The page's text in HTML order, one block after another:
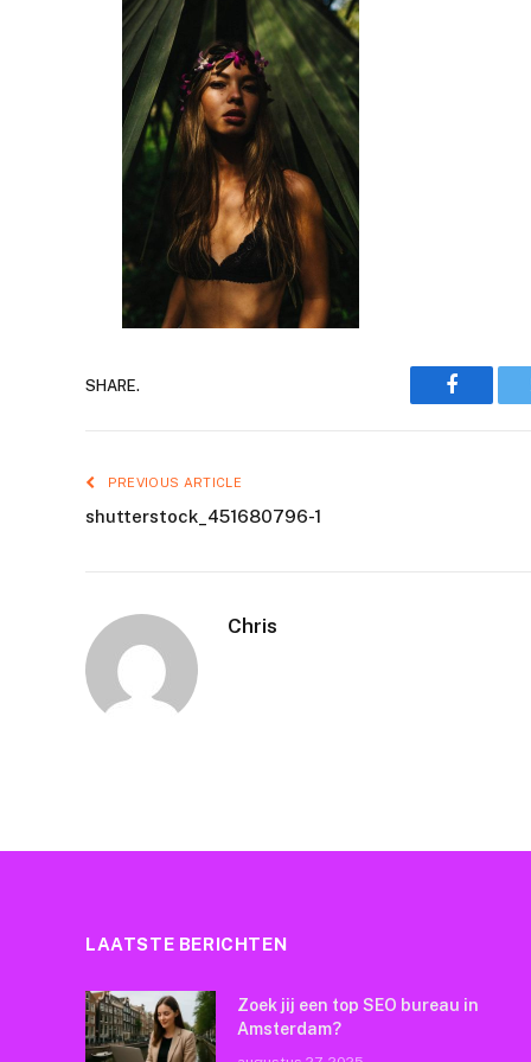
SHARE.
PREVIOUS ARTICLE
shutterstock_451680796-1
Chris
LAATSTE BERICHTEN
Zoek jij een top SEO bureau in
Amsterdam?